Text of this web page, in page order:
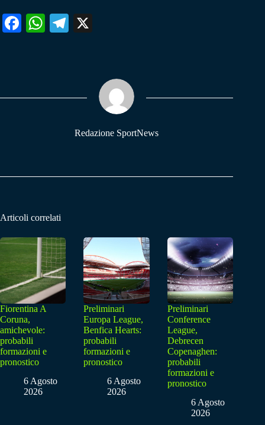
Fa W
pp
Te
m
Redazione SportNews
Articoli correlati
Fiorentina A
Coruna,
amichevole:
probabili
formazioni e
pronostico
6 Agosto
2026
Preliminari
Europa League,
Benfica Hearts:
probabili
formazioni e
pronostico
6 Agosto
2026
Preliminari
Conference
League,
Debrecen
Copenaghen:
probabili
formazioni e
pronostico
6 Agosto
2026